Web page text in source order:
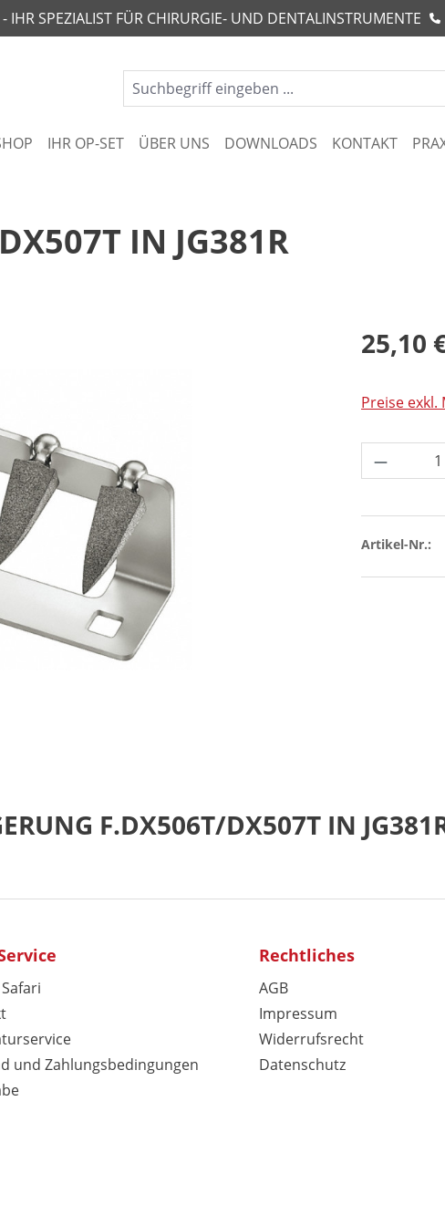
- IHR SPEZIALIST FÜR CHIRURGIE- UND DENTALINSTRUMENTE
IHR OP-SET ÜBER UNS DOWNLOADS KONTAKT
IN JG381R
25,10
Preise exkl.
Artikel-Nr.:
F.DX506T/DX507T IN
und Zahlungsbedingungen
Rechtliches
AGB
Impressum
Widerrufsrecht
Datenschutz